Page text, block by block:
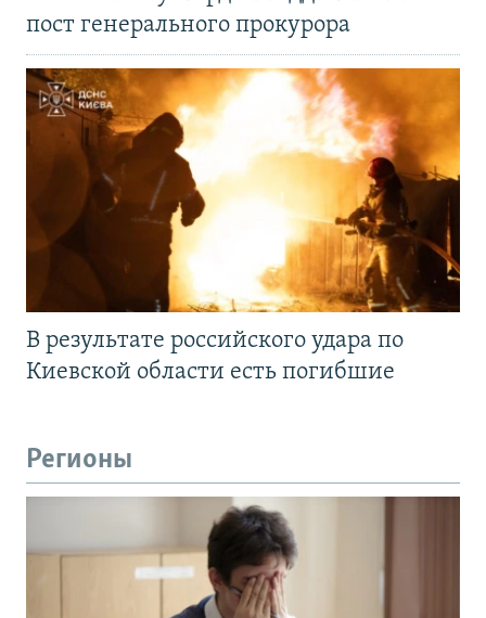
пост генерального прокурора
В результате российского удара по
Киевской области есть погибшие
Регионы